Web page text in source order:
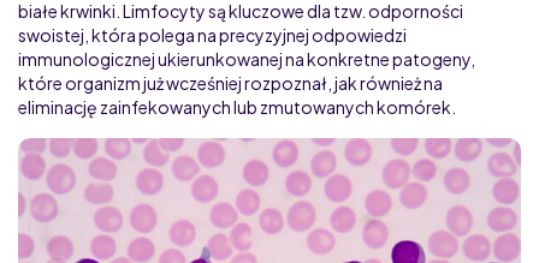
białe krwinki. Limfocyty są kluczowe dla tzw. odporności
swoistej, która polega na precyzyjnej odpowiedzi
immunologicznej ukierunkowanej na konkretne patogeny,
które organizm już wcześniej rozpoznał, jak również na
eliminację zainfekowanych lub zmutowanych komórek.